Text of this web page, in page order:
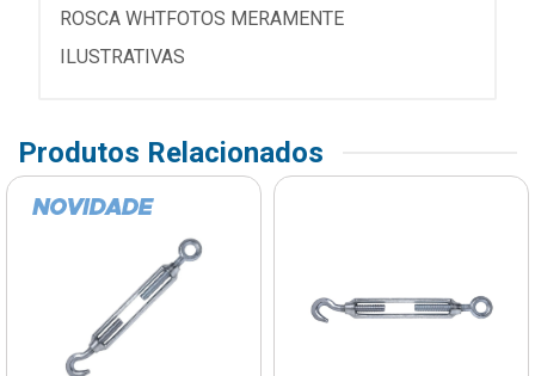
ROSCA WHTFOTOS MERAMENTE
ILUSTRATIVAS
Produtos Relacionados